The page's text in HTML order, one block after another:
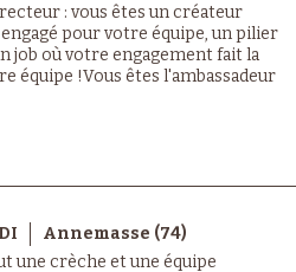
: vous êtes un créateur
pour votre équipe, un pilier
job où votre engagement fait la
équipe !Vous êtes l'ambassadeur
Annemasse (74)
une crèche et une équipe